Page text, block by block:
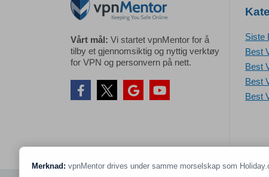
Vårt mål: Vi startet vpnMentor for å
tilby et gjennomsiktig og nyttig verktøy
for VPN og personvern på nett.
Siste
Best
Best
Best
Best
Merknad: vpnMentor drives under samme morselskap som